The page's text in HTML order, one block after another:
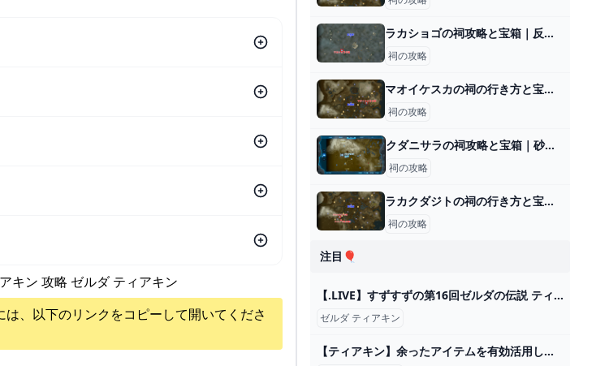
キン 攻略 ゼルダ ティアキン
は、以下のリンクをコピーして開いてくださ
ラカショゴの祠攻略と宝箱｜反射するもの
祠の攻略
マオイケスカの祠の行き方と宝箱｜ラウルの祝福
祠の攻略
クダニサラの祠攻略と宝箱｜砂上の橋梁
祠の攻略
ラカクダジトの祠の行き方と宝箱｜ラウルの祝福
祠の攻略
注目🎈
【.LIVE】すずすずの第16回ゼルダの伝説 ティアキン実況配信まとめ！ついに四人の英傑が揃ったか……！【VTuber】 : VTuberまとめおほほい速報
ゼルダ ティアキン
【ティアキン】余ったアイテムを有効活用しよう！マモノの面白い倒し方8選【ゼルダの伝説ティアーズオブザキングダム/ティアキン】【ゆっくり解説】 - YouTube